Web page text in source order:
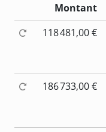
Montant
118 481,00 €
186 733,00 €